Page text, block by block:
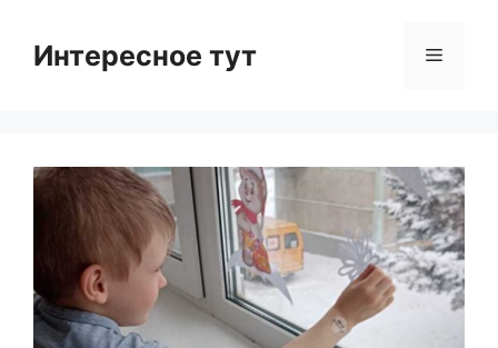
contentИнтересное тут Menu